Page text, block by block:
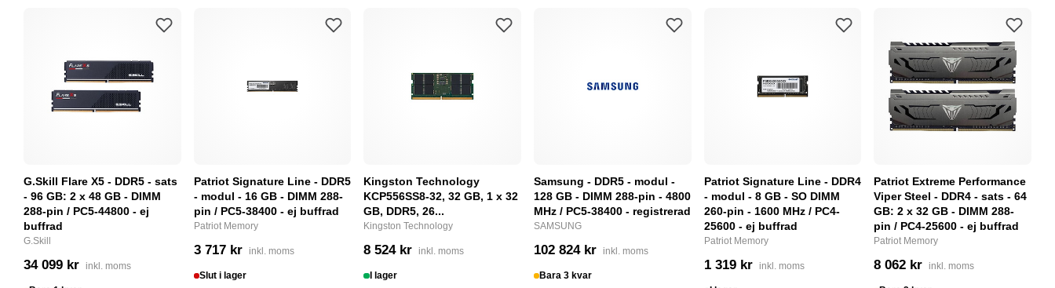
G.Skill Flare X5 - DDR5 - sats
- 96 GB: 2 x 48 GB - DIMM
288-pin / PC5-44800 - ej
buffrad
G.Skill
34 099 kr inkl. moms
Patriot Signature Line - DDR5
- modul - 16 GB - DIMM 288-
pin / PC5-38400 - ej buffrad
Patriot Memory
3 717 kr inkl. moms
Slut i lager
Kingston Technology
KCP556SS8-32, 32 GB, 1 x 32
GB, DDR5, 26...
Kingston Technology
8 524 kr inkl. moms
I lager
Samsung - DDR5 - modul -
128 GB - DIMM 288-pin - 4800
MHz / PC5-38400 - registrerad
SAMSUNG
102 824 kr inkl. moms
Bara 3 kvar
Patriot Signature Line - DDR4
- modul - 8 GB - SO DIMM
260-pin - 1600 MHz / PC4-
25600 - ej buffrad
Patriot Memory
1 319 kr inkl. moms
Patriot Extreme Performance
Viper Steel - DDR4 - sats - 64
GB: 2 x 32 GB - DIMM 288-
pin / PC4-25600 - ej buffrad
Patriot Memory
8 062 kr inkl. moms